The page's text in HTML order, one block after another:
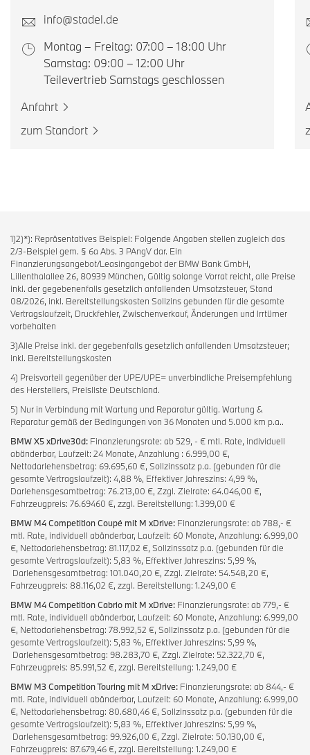
info@stadel.de
Montag – Freitag: 07:00 – 18:00 Uhr
Samstag: 09:00 – 12:00 Uhr
Teilevertrieb Samstags geschlossen
Anfahrt
zum Standort
1)2)*): Repräsentatives Beispiel: Folgende Angaben stellen zugleich das
2/3-Beispiel gem. § 6a Abs. 3 PAngV dar. Ein
Finanzierungsangebot/Leasingangebot der BMW Bank GmbH,
Lilienthalallee 26, 80939 München, Gültig solange Vorrat reicht, alle Preise
inkl. der gegebenenfalls gesetzlich anfallenden Umsatzsteuer, Stand
08/2026, inkl. Bereitstellungskosten Sollzins gebunden für die gesamte
Vertragslaufzeit, Druckfehler, Zwischenverkauf, Änderungen und Irrtümer
vorbehalten
3)Alle Preise inkl. der gegebenfalls gesetzlich anfallenden Umsatzsteuer;
inkl. Bereitstellungskosten
4) Preisvorteil gegenüber der UPE/UPE= unverbindliche Preisempfehlung
des Herstellers, Preisliste Deutschland.
5) Nur in Verbindung mit Wartung und Reparatur gültig. Wartung &
Reparatur gemäß der Bedingungen von 36 Monaten und 5.000 km p.a..
BMW X5 xDrive30d: Finanzierungsrate: ab 529, - € mtl. Rate, individuell
abänderbar, Laufzeit: 24 Monate, Anzahlung : 6.999,00 €,
Nettodarlehensbetrag: 69.695,60 €, Sollzinssatz p.a. (gebunden für die
gesamte Vertragslaufzeit): 4,88 %, Effektiver Jahreszins: 4,99 %,
Darlehensgesamtbetrag: 76.213,00 €, Zzgl. Zielrate: 64.046,00 €,
Fahrzeugpreis: 76.69460 €, zzgl. Bereitstellung: 1.399,00 €
BMW M4 Competition Coupé mit M xDrive: Finanzierungsrate: ab 788,- €
mtl. Rate, individuell abänderbar, Laufzeit: 60 Monate, Anzahlung: 6.999,00
€, Nettodarlehensbetrag: 81.117,02 €, Sollzinssatz p.a. (gebunden für die
gesamte Vertragslaufzeit): 5,83 %, Effektiver Jahreszins: 5,99 %,
Darlehensgesamtbetrag: 101.040,20 €, Zzgl. Zielrate: 54.548,20 €,
Fahrzeugpreis: 88.116,02 €, zzgl. Bereitstellung: 1.249,00 €
BMW M4 Competition Cabrio mit M xDrive: Finanzierungsrate: ab 779,- €
mtl. Rate, individuell abänderbar, Laufzeit: 60 Monate, Anzahlung: 6.999,00
€, Nettodarlehensbetrag: 78.992,52 €, Sollzinssatz p.a. (gebunden für die
gesamte Vertragslaufzeit): 5,83 %, Effektiver Jahreszins: 5,99 %,
Darlehensgesamtbetrag: 98.283,70 €, Zzgl. Zielrate: 52.322,70 €,
Fahrzeugpreis: 85.991,52 €, zzgl. Bereitstellung: 1.249,00 €
BMW M3 Competition Touring mit M xDrive: Finanzierungsrate: ab 844,- €
mtl. Rate, individuell abänderbar, Laufzeit: 60 Monate, Anzahlung: 6.999,00
€, Nettodarlehensbetrag: 80.680,46 €, Sollzinssatz p.a. (gebunden für die
gesamte Vertragslaufzeit): 5,83 %, Effektiver Jahreszins: 5,99 %,
Darlehensgesamtbetrag: 99.926,00 €, Zzgl. Zielrate: 50.130,00 €,
Fahrzeugpreis: 87.679,46 €, zzgl. Bereitstellung: 1.249,00 €